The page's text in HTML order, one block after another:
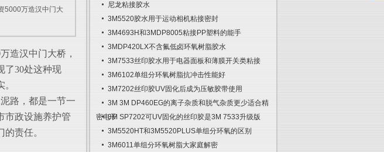
5000万造汉中门大
造汉中门大桥，
了30处这种现
路，都是一节一
市政设施养护管
责任。
尼龙粘接胶水
3M5520胶水用于运动相机粘接密封
3M4693H和3MDP8005粘接PP塑料的能手
3MDP420LX不含氟低卤环氧树脂胶水
3M7533丝印胶水用于电器面板和薄膜开关类粘接
3M6102单组分环氧树脂抗冲击性能好
3M7202丝印胶UV固化后成为压敏胶带使用
3M 3M DP460EG的离子杂质和脱气杂质更少适合精
密电子3M SP7202可UV固化的丝印胶是3M 7533升级版
3M5520HT和3M5520PLUS单组分环氧的区别
3M6011单组分环氧树脂大家庭解密